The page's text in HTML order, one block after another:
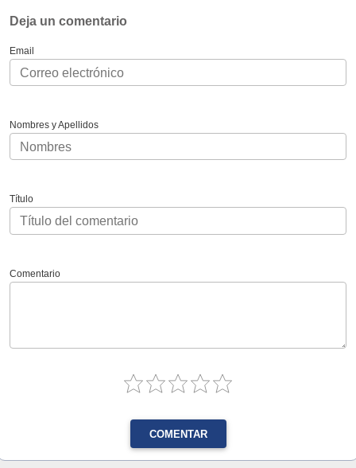
Deja un comentario
Email
Nombres y Apellidos
Título
Comentario
COMENTAR